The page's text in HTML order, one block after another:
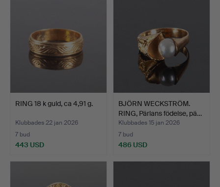
RING 18 k guld, ca 4,91 g.
Klubbades 22 jan 2026
7 bud
443 USD
BJÖRN WECKSTRÖM.
RING, Pärlans födelse, pä…
Klubbades 15 jan 2026
7 bud
486 USD